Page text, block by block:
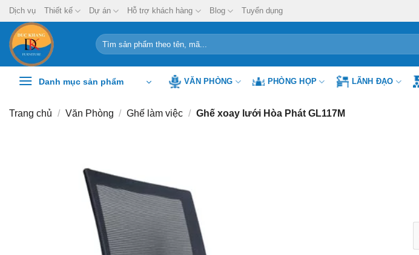
Chuyển
đến
nội
dung
Dịch vụ Thiết kế Dự án Hỗ trợ khách hàng Blog Tuyển dụng
Tìm
kiếm:
Danh mục sản phẩm VĂN PHÒNG PHÒNG HỌP LÃNH ĐẠO
Trang chủ / Văn Phòng / Ghế làm việc / Ghế xoay lưới Hòa Phát GL117M